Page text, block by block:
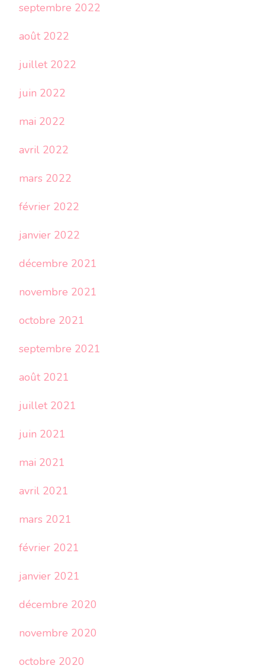
septembre 2022
août 2022
juillet 2022
juin 2022
mai 2022
avril 2022
mars 2022
février 2022
janvier 2022
décembre 2021
novembre 2021
octobre 2021
septembre 2021
août 2021
juillet 2021
juin 2021
mai 2021
avril 2021
mars 2021
février 2021
janvier 2021
décembre 2020
novembre 2020
octobre 2020